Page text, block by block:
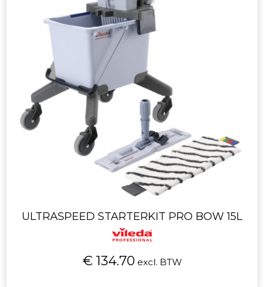
ULTRASPEED STARTERKIT PRO BOW 15L
€ 134.70 excl. BTW